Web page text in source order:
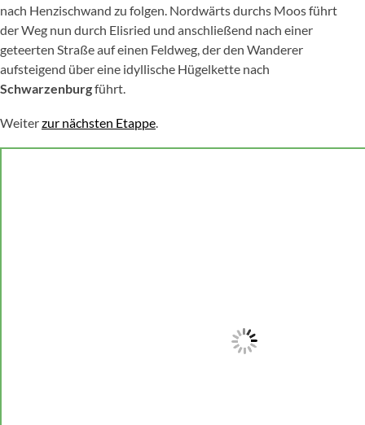
nach Henzischwand zu folgen. Nordwärts durchs Moos führt
der Weg nun durch Elisried und anschließend nach einer
geteerten Straße auf einen Feldweg, der den Wanderer
aufsteigend über eine idyllische Hügelkette nach
Schwarzenburgführt.
Weiterzur nächsten Etappe.